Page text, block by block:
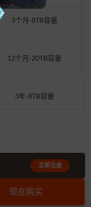
3个月-8TB容量
12个月-20TB容量
3年-8TB容量
现在购买
立即注册